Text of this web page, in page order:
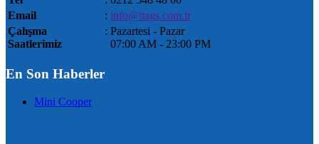
Email
: info@itags.com.tr
Çalışma
Saatlerimiz
: Pazartesi - Pazar
07:00 AM ‐ 23:00 PM
En Son Haberler
Mini Cooper